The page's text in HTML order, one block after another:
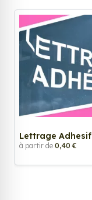
Lettrage Adhesif
à partir de 0,40 €